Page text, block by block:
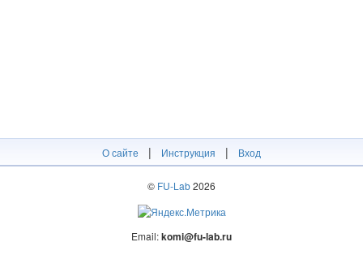
О сайте | Инструкция | Вход
© FU-Lab2026
Email:komi@fu-lab.ru